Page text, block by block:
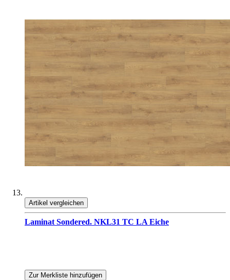
Artikel vergleichen
Laminat Sondered. NKL31 TC LA Eiche
Zur Merkliste hinzufügen